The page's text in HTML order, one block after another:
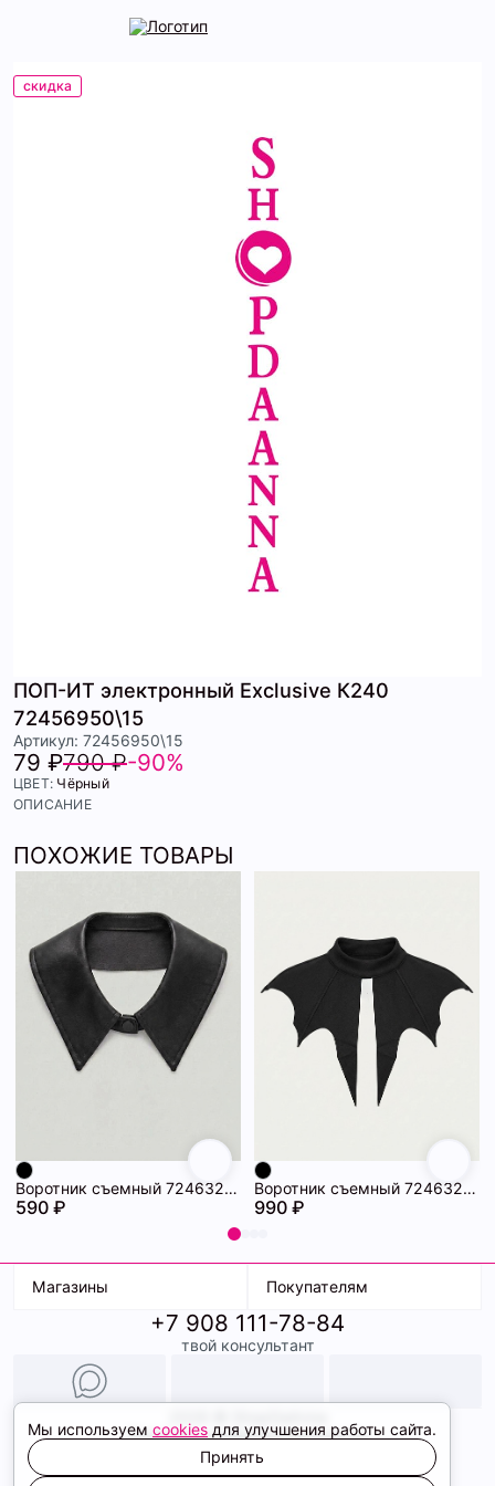
скидка
ПОП-ИТ электронный Exclusive К240
72456950\15
Артикул: 72456950\15
79 ₽790 ₽-90%
ЦВЕТ: Чёрный
ОПИСАНИЕ
ПОХОЖИЕ ТОВАРЫ
Воротник съемный 72463234\15
590 ₽
Воротник съемный 72463233\15
990 ₽
Магазины
ТК Терминал
ТРК Континент
Покупателям
Доставка
Условия оплаты
Образы
+7 908 111-78-84
твой консультант
Политика конфиденциальности
Соглашение cookie
Сайт создали
Мы используем cookies для улучшения работы сайта.
Принять